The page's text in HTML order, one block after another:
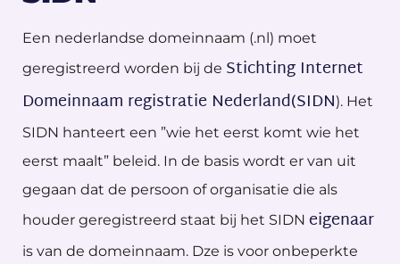
Een nederlandse domeinnaam (.nl) moet
geregistreerd worden bij de Stichting Internet
Domeinnaam registratie Nederland(SIDN). Het
SIDN hanteert een ”wie het eerst komt wie het
eerst maalt” beleid. In de basis wordt er van uit
gegaan dat de persoon of organisatie die als
houder geregistreerd staat bij het SIDN eigenaar
is van de domeinnaam. Dze is voor onbeperkte